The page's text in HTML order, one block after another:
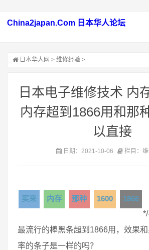
China2japan.Com 日本华人论坛
日本华人网 > 维修经验 >
日本电子维修技术 内
内存超到1866用和那
以直接
日期：2021-10-06 栏目：维
买来 内存 那种 1600
1866
最流行的棒黑条超到1866用，效果
率的条子是一样的吗？